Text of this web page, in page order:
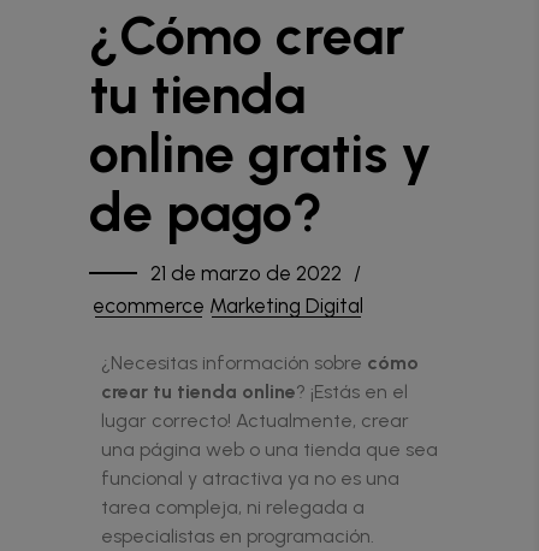
¿Cómo crear
tu tienda
online gratis y
de pago?
21 de marzo de 2022
ecommerce Marketing Digital
¿Necesitas información sobre cómo
crear tu tienda online? ¡Estás en el
lugar correcto! Actualmente, crear
una página web o una tienda que sea
funcional y atractiva ya no es una
tarea compleja, ni relegada a
especialistas en programación.